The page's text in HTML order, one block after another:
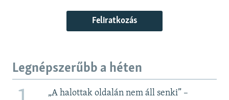
Feliratkozás
Legnépszerűbb a héten
„A halottak oldalán nem áll senki” –